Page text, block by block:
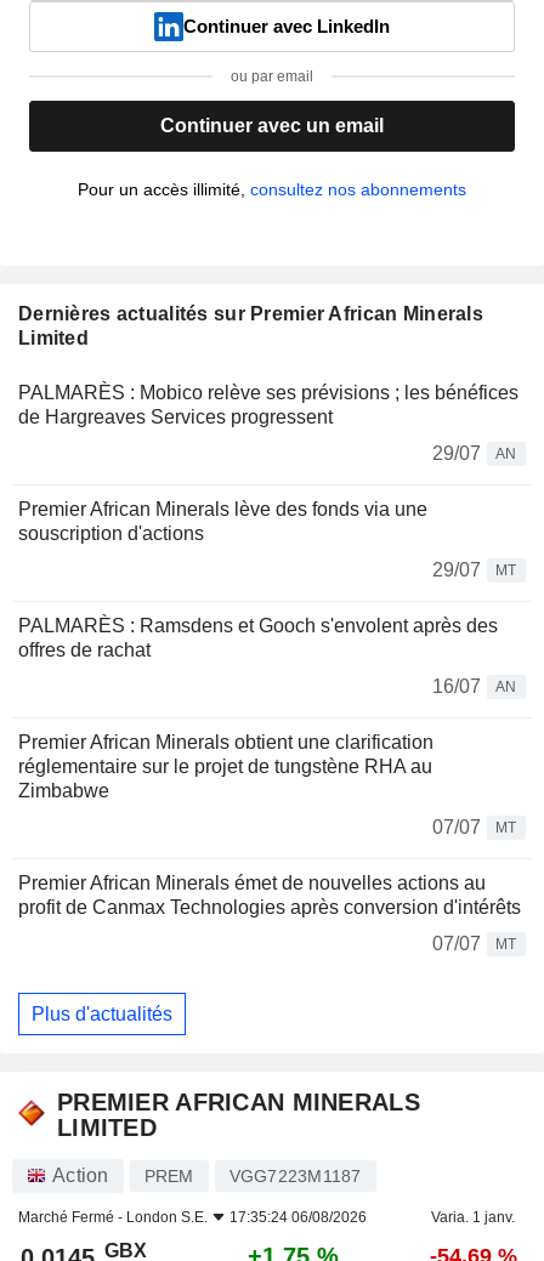
Continuer avec LinkedIn
ou par email
Continuer avec un email
Pour un accès illimité, consultez nos abonnements
Dernières actualités sur Premier African Minerals
Limited
PALMARÈS : Mobico relève ses prévisions ; les bénéfices
de Hargreaves Services progressent
29/07
AN
Premier African Minerals lève des fonds via une
souscription d'actions
29/07
MT
PALMARÈS : Ramsdens et Gooch s'envolent après des
offres de rachat
16/07
AN
Premier African Minerals obtient une clarification
réglementaire sur le projet de tungstène RHA au
Zimbabwe
07/07
MT
Premier African Minerals émet de nouvelles actions au
profit de Canmax Technologies après conversion d'intérêts
07/07
MT
Plus d'actualités
PREMIER AFRICAN MINERALS
LIMITED
Action PREM VGG7223M1187
Marché Fermé - London S.E. 17:35:24 06/08/2026 Varia. 1 janv.
GBX